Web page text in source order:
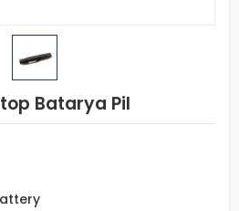
Batarya Pil